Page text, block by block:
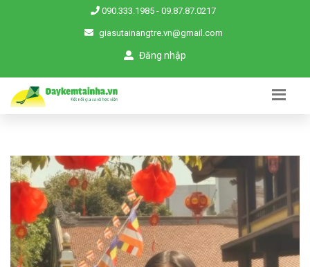
090.333.1985 - 09.87.87.0217
giasutainangtre.vn@gmail.com
Đăng nhập